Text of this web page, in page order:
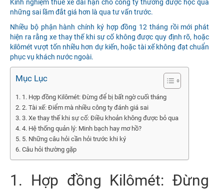
Kinh nghiệm thuê xe dài hạn cho công ty thường được học qua
những sai lầm đắt giá hơn là qua tư vấn trước.
Nhiều bộ phận hành chính ký hợp đồng 12 tháng rồi mới phát
hiện ra rằng xe thay thế khi sự cố không được quy định rõ, hoặc
kilômét vượt tốn nhiều hơn dự kiến, hoặc tài xế không đạt chuẩn
phục vụ khách nước ngoài.
Mục Lục
1. Hợp đồng Kilômét: Đừng để bị bất ngờ cuối tháng
2. Tài xế: Điểm mà nhiều công ty đánh giá sai
3. Xe thay thế khi sự cố: Điều khoản không được bỏ qua
4. Hệ thống quản lý: Minh bạch hay mơ hồ?
5. Những câu hỏi cần hỏi trước khi ký
Câu hỏi thường gặp
1. Hợp đồng Kilômét: Đừng